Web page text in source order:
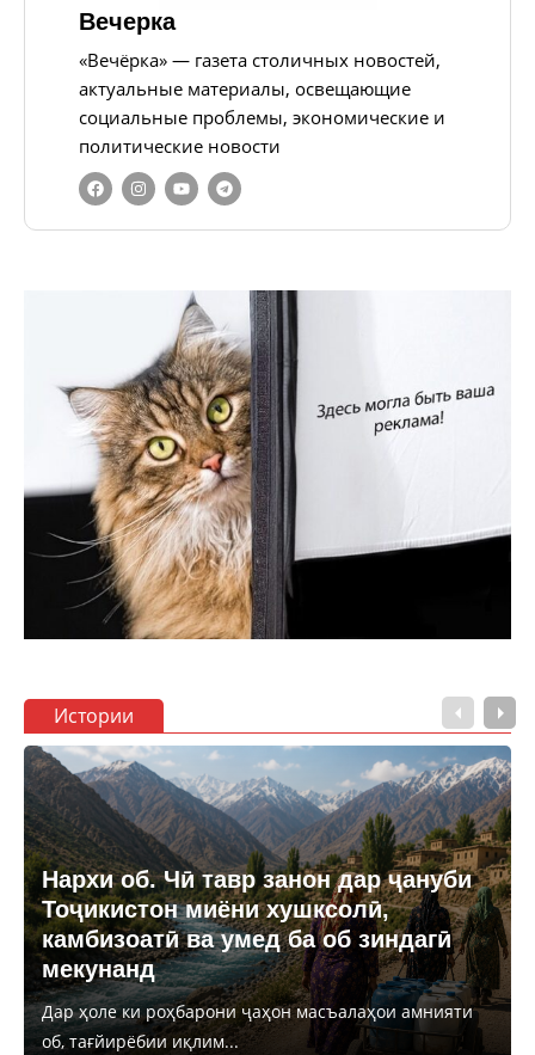
Вечерка
«Вечёрка» — газета столичных новостей,
актуальные материалы, освещающие
социальные проблемы, экономические и
политические новости
Истории
Нархи об. Чӣ тавр занон дар ҷануби
Тоҷикистон миёни хушксолӣ,
камбизоатӣ ва умед ба об зиндагӣ
мекунанд
Дар ҳоле ки роҳбарони ҷаҳон масъалаҳои амнияти
об, тағйирёбии иқлим...